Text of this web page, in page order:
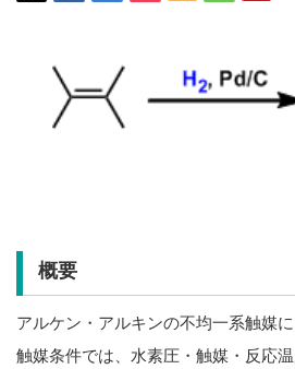
概要
アルケン・アルキンの不均一系触媒
触媒条件では、水素圧・触媒・反応